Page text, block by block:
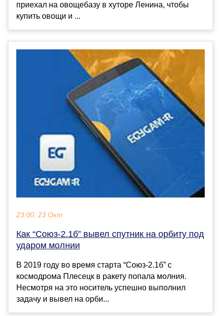
приехал на овощебазу в хуторе Ленина, чтобы
купить овощи и ...
23:00, 23 Окт
Как “Союз-2.1б” вывел спутник на орбиту под
ударом молнии
В 2019 году во время старта “Союз-2.1б” с
космодрома Плесецк в ракету попала молния.
Несмотря на это носитель успешно выполнил
задачу и вывел на орби...